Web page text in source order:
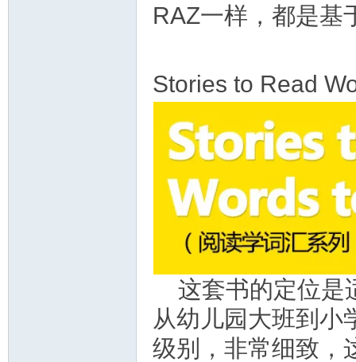
RAZ一样，都是基
Stories to Read
这套书的定位是
从幼儿园大班到小
级别，非常细致，